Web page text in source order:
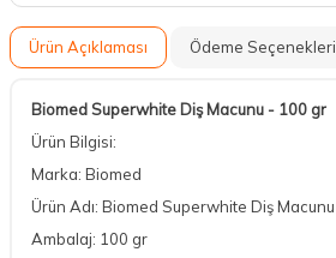
Ürün Açıklaması Ödeme Seçenekleri
Biomed Superwhite Diş Macunu - 100 gr
Ürün Bilgisi:
Marka: Biomed
Ürün Adı: Biomed Superwhite Diş Macunu
Ambalaj: 100 gr